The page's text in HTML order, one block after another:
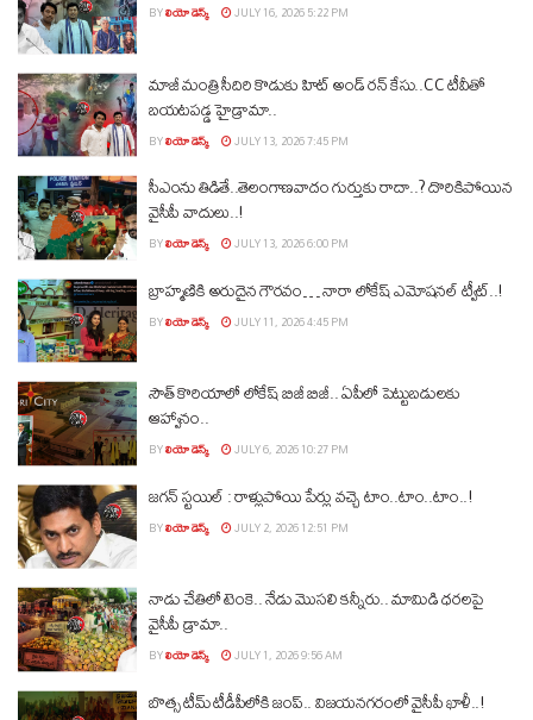
BYలియో డెస్క్ JULY 16, 2026 5:22 PM
మాజీ మంత్రి సీదిరి కొడుకు హిట్ అండ్ రన్ కేసు..CC టీవీతో
బయటపడ్డ హైడ్రామా..
BYలియో డెస్క్ JULY 13, 2026 7:45 PM
సీఎంను తిడితే..తెలంగాణవాదం గుర్తుకు రాదా..? దొరికిపోయిన
వైసీపీ వాదులు..!
BYలియో డెస్క్ JULY 13, 2026 6:00 PM
బ్రాహ్మణికి అరుదైన గౌరవం… నారా లోకేష్ ఎమోషనల్ ట్వీట్..!
BYలియో డెస్క్ JULY 11, 2026 4:45 PM
సౌత్‌ కొరియాలో లోకేష్ బిజీ బిజీ.. ఏపీలో పెట్టుబడులకు
ఆహ్వానం..
BYలియో డెస్క్ JULY 6, 2026 10:27 PM
జగన్ స్టయిల్ : రాళ్లుపోయి పేర్లు వచ్చె టాం..టాం..టాం..!
BYలియో డెస్క్ JULY 2, 2026 12:51 PM
నాడు చేతిలో టెంకె.. నేడు మొసలి కన్నీరు.. మామిడి ధరలపై
వైసీపీ డ్రామా..
BYలియో డెస్క్ JULY 1, 2026 9:56 AM
బొత్స టీమ్‌ టీడీపీలోకి జంప్‌.. విజయనగరంలో వైసీపీ ఖాళీ..!